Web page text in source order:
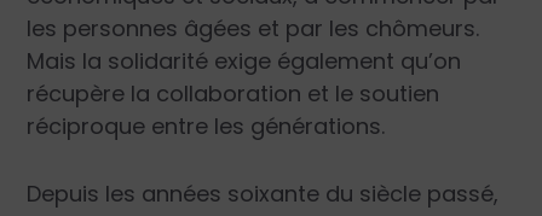
les personnes âgées et par les chômeurs.
Mais la solidarité exige également qu’on
récupère la collaboration et le soutien
réciproque entre les générations.
Depuis les années soixante du siècle passé,